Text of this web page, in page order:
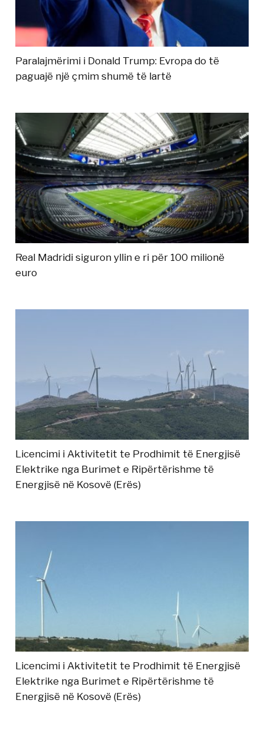
Paralajmërimi i Donald Trump: Evropa do të
paguajë një çmim shumë të lartë
Real Madridi siguron yllin e ri për 100 milionë
euro
Licencimi i Aktivitetit te Prodhimit të Energjisë
Elektrike nga Burimet e Ripërtërishme të
Energjisë në Kosovë (Erës)
Licencimi i Aktivitetit te Prodhimit të Energjisë
Elektrike nga Burimet e Ripërtërishme të
Energjisë në Kosovë (Erës)